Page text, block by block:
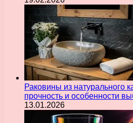
Раковины из натурального
прочность и особенности
13.01.2026